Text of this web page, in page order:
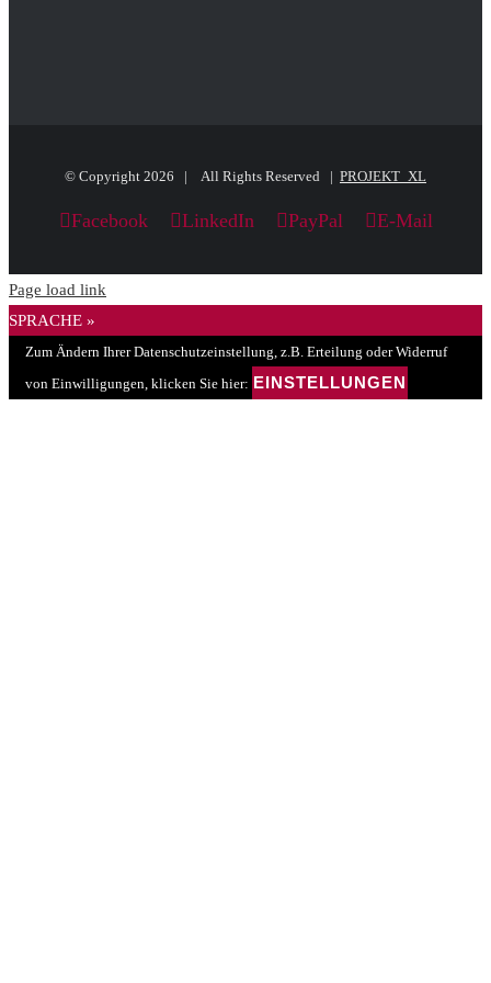
© Copyright 2026 | All Rights Reserved | PROJEKT_XL
Facebook LinkedIn PayPal E-Mail
Page load link
SPRACHE »
Zum Ändern Ihrer Datenschutzeinstellung, z.B. Erteilung oder Widerruf
von Einwilligungen, klicken Sie hier: EINSTELLUNGEN